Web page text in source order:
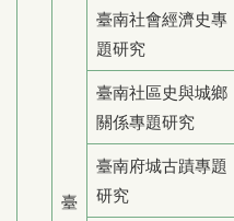
臺
臺南社會經濟史專
題研究
臺南社區史與城鄉
關係專題研究
臺南府城古蹟專題
研究